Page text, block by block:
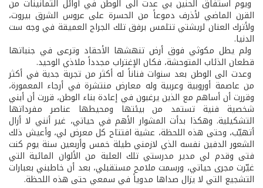
ويوم استفاق الحنين بي عدت الى الوطن في أوائل الثمانينات من
القرن الماضي لأذرف دموعاً من الحسرة على عروس الشرق بيروت،
ولأترك العنان لريشتي تتلمس برفق تلك الجراح العميقة في وجه ست
الدنيا.
ولم يطل مكوثي فوق أرض تنهشها الأحقاد وترعى في جنباتها
قطعان الذئاب المتوحشة، فكان الإغتراب مجدداً ملاذي الوحيد.
وعدت الى الوطن بعد سنوات فناناً له أكثر من تجربة جدية في أكثر
من عاصمة أوروبية وعربية وله معارض منتشرة في أرجاء المعمورة،
وقررت أن أساهم مع الذين يرغبون في إعادة بناء الوطن، قررت أن أبني
شخصية فنية تستمد من بيئتها ومحيطها عناصر مفرداتها
التشكيلية. وهكذا بدأت المشوار الأهم في حياتي، غير أنني لا أزال
أتهيّب، وحتى هذه اللحظة، عشية افتتاح كل معرض لي، وأعيش ذلك
الشعور الدفين نفسه الذي لازمني طيلة خمس وأربعين سنة يوم كنت
فتى وقدم لي مدير مدرستي تلك العلبة من الألوان المائية التي
غيّرت مجرى حياتي، ورسمت ملامح مستقبلي، بعد أن خاطبني بعبارات
التشجيع التي لا يزال صداها مدوياً في سمعي حتى هذه اللحظة.